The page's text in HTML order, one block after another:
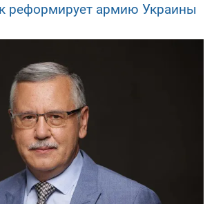
реформирует армию Украины